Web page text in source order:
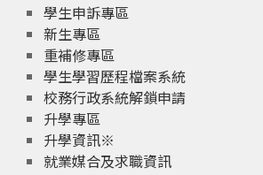
學生申訴專區
新生專區
重補修專區
學生學習歷程檔案系統
校務行政系統解鎖申請
升學專區
升學資訊※
就業媒合及求職資訊